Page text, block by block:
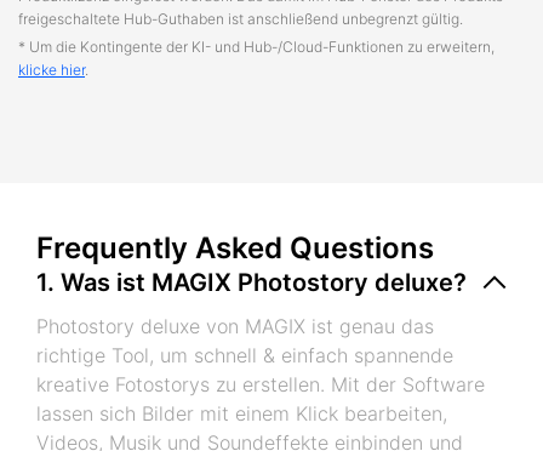
freigeschaltete Hub-Guthaben ist anschließend unbegrenzt gültig.
* Um die Kontingente der KI- und Hub-/Cloud-Funktionen zu erweitern,
klicke hier.
Frequently Asked Questions
1. Was ist MAGIX Photostory deluxe?
Photostory deluxe von MAGIX ist genau das
richtige Tool, um schnell & einfach spannende
kreative Fotostorys zu erstellen. Mit der Software
lassen sich Bilder mit einem Klick bearbeiten,
Videos, Musik und Soundeffekte einbinden und